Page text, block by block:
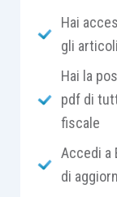
Decreto
giugno
possibilità di
di
di
Hai
gli
Hai la
pdf di
fiscale
Accedi a
di